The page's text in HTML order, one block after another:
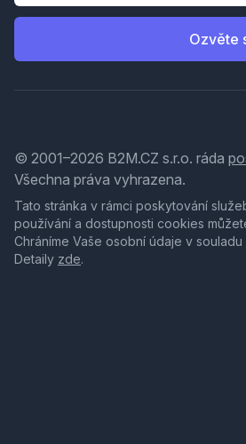
Ozvěte
© 2001–2026 B2M.CZ s.r.o. ráda
Všechna práva vyhrazena.
Tato stránka v rámci poskytování
používání a dostupnosti cookies
Chráníme Vaše osobní údaje v
Detaily zde.